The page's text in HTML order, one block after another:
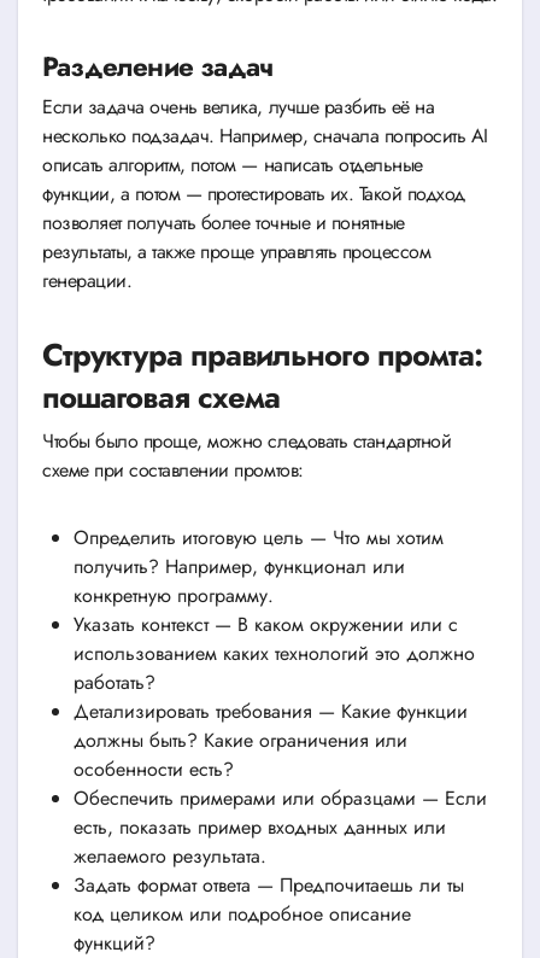
Разделение задач
Если задача очень велика, лучше разбить её на
несколько подзадач. Например, сначала попросить AI
описать алгоритм, потом — написать отдельные
функции, а потом — протестировать их. Такой подход
позволяет получать более точные и понятные
результаты, а также проще управлять процессом
генерации.
Структура правильного промта:
пошаговая схема
Чтобы было проще, можно следовать стандартной
схеме при составлении промтов:
Определить итоговую цель — Что мы хотим
получить? Например, функционал или
конкретную программу.
Указать контекст — В каком окружении или с
использованием каких технологий это должно
работать?
Детализировать требования — Какие функции
должны быть? Какие ограничения или
особенности есть?
Обеспечить примерами или образцами — Если
есть, показать пример входных данных или
желаемого результата.
Задать формат ответа — Предпочитаешь ли ты
код целиком или подробное описание
функций?